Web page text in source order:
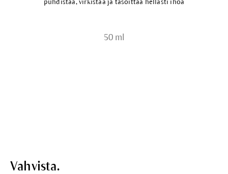
puhdistaa, virkistää ja tasoittaa hellästi ihoa
50 ml
Vahvista.